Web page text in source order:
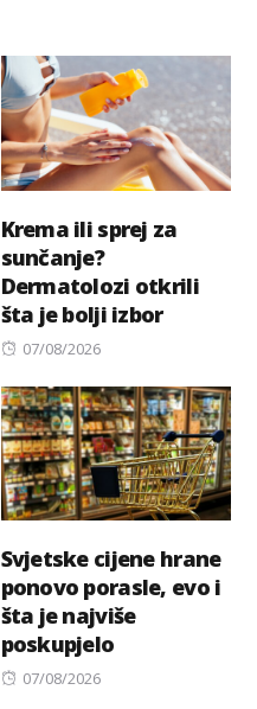
Krema ili sprej za
sunčanje?
Dermatolozi otkrili
šta je bolji izbor
Posted
07/08/2026
Svjetske cijene hrane
ponovo porasle, evo i
šta je najviše
poskupjelo
Posted
07/08/2026